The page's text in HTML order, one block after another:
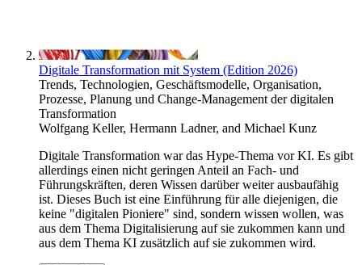
Digitale Transformation mit System (Edition 2026)
Trends, Technologien, Geschäftsmodelle, Organisation,
Prozesse, Planung und Change-Management der digitalen
Transformation
Wolfgang Keller, Hermann Ladner, and Michael Kunz
Digitale Transformation war das Hype-Thema vor KI. Es gibt
allerdings einen nicht geringen Anteil an Fach- und
Führungskräften, deren Wissen darüber weiter ausbaufähig
ist. Dieses Buch ist eine Einführung für alle diejenigen, die
keine "digitalen Pioniere" sind, sondern wissen wollen, was
aus dem Thema Digitalisierung auf sie zukommen kann und
aus dem Thema KI zusätzlich auf sie zukommen wird.